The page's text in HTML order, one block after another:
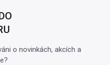
o novinkách, akcích a